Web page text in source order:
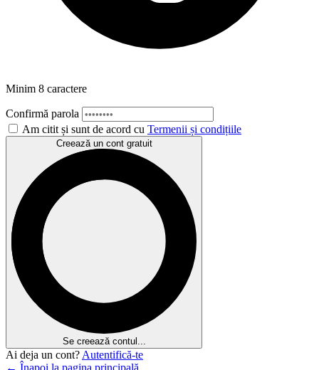
Minim 8 caractere
Confirmă parola
Am citit și sunt de acord cu Termenii și condițiile
Creează un cont gratuit
Se creează contul...
Ai deja un cont? Autentifică-te
← Înapoi la pagina principală